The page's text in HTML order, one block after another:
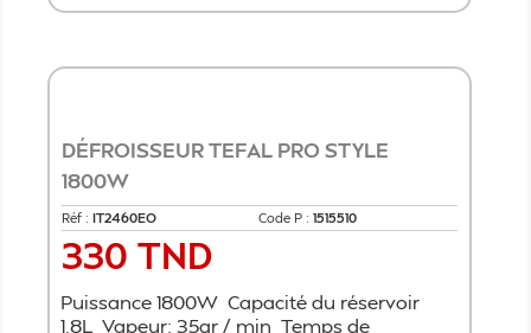
DÉFROISSEUR TEFAL PRO STYLE
1800W
Réf : IT2460EO Code P : 1515510
Prix
330 TND
Puissance 1800W Capacité du réservoir
1,8L Vapeur: 35gr / min Temps de